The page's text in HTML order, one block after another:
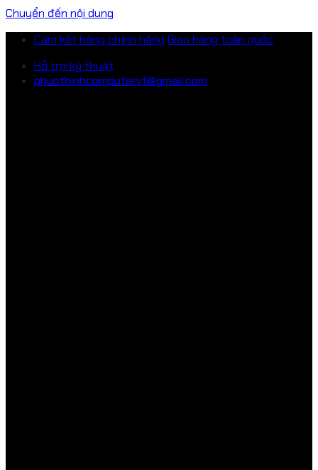
Chuyển đến nội dung
Cam kết hàng chính hãng Giao hàng toàn quốc
Hỗ trợ kỹ thuật
phucthinhcomputervt@gmail.com